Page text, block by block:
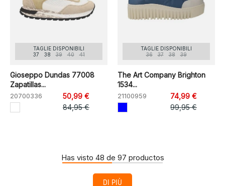
TAGLIE DISPONIBILI
37
38 39 40 41
Gioseppo Dundas 77008
Zapatillas...
20700336
50,99 €
84,95 €
TAGLIE DISPONIBILI
36
37 38 39
The Art Company Brighton
1534...
21100959
74,99 €
99,95 €
Has visto 48 de 97 productos
DI PIÙ